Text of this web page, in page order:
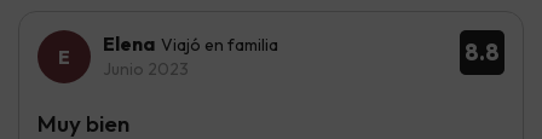
8.8
Elena Viajó en familia
Junio 2023
Muy bien